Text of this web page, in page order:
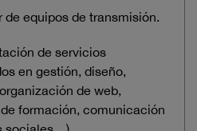
de equipos de transmisión.
de servicios
en gestión, diseño,
de web,
formación, comunicación